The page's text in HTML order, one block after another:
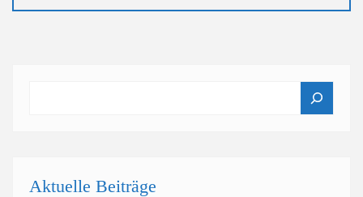
Aktuelle Beiträge